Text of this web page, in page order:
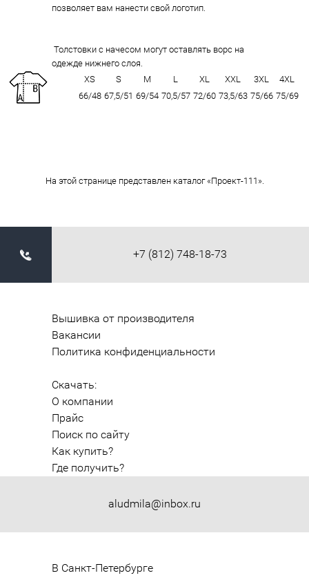
позволяет вам нанести свой логотип.
Толстовки с начесом могут оставлять ворс на
одежде нижнего слоя.
XS
S M L XL XXL 3XL
4XL
66/48 67,5/51 69/54 70,5/57 72/60 73,5/63 75/66 75/69
На этой странице представлен каталог «Проект-111».
+7 (812) 748-18-73
aludmila@inbox.ru
Вышивка от производителя
Вакансии
Политика конфиденциальности
Скачать:
О компании
Прайс
Поиск по сайту
Как купить?
Где получить?
В Санкт-Петербурге